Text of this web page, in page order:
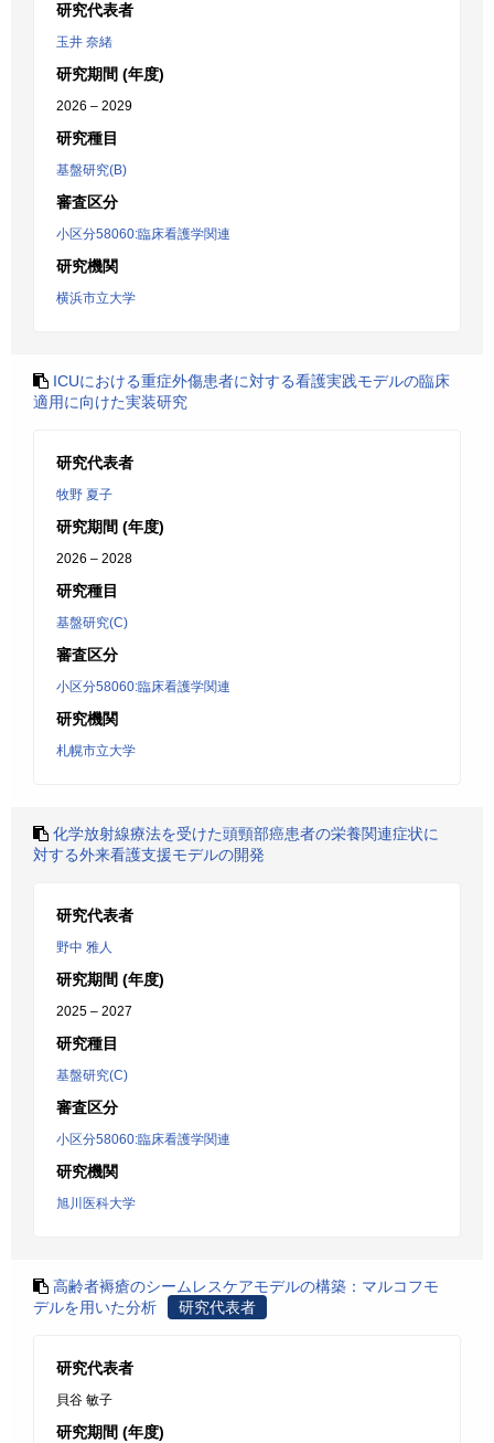
研究代表者
玉井 奈緒
研究期間 (年度)
2026 – 2029
研究種目
基盤研究(B)
審査区分
小区分58060:臨床看護学関連
研究機関
横浜市立大学
ICUにおける重症外傷患者に対する看護実践モデルの臨床
適用に向けた実装研究
研究代表者
牧野 夏子
研究期間 (年度)
2026 – 2028
研究種目
基盤研究(C)
審査区分
小区分58060:臨床看護学関連
研究機関
札幌市立大学
化学放射線療法を受けた頭頸部癌患者の栄養関連症状に
対する外来看護支援モデルの開発
研究代表者
野中 雅人
研究期間 (年度)
2025 – 2027
研究種目
基盤研究(C)
審査区分
小区分58060:臨床看護学関連
研究機関
旭川医科大学
高齢者褥瘡のシームレスケアモデルの構築：マルコフモ
デルを用いた分析
研究代表者
研究代表者
貝谷 敏子
研究期間 (年度)